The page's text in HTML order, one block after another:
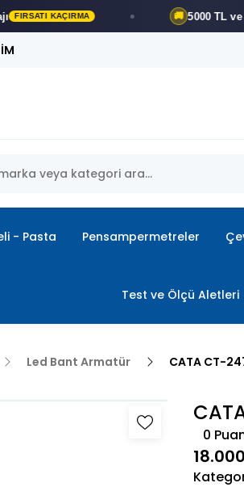
🚚 5000 TL ve ÜzeriÜcretsiz
- Pasta Pensampermetreler
Test ve Ölçü Aletleri
Led Bant Armatür CATA CT-
0